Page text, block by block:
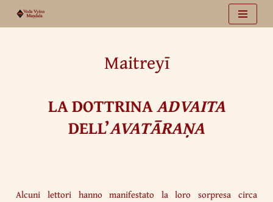
Maitreyī
LA DOTTRINAADVAITA
DELL’AVATĀRAṆA
Alcuni lettori hanno manifestato la loro sorpresa circa